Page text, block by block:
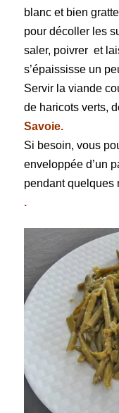
blanc et bien
pour décoller les
saler, poivrer et
s’épaississe un
Servir la viande
de haricots verts,
Savoie.
Si besoin, vous
enveloppée d’un
pendant quelques